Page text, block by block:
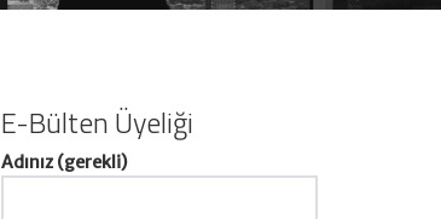
E-Bülten Üyeliği
Adınız (gerekli)